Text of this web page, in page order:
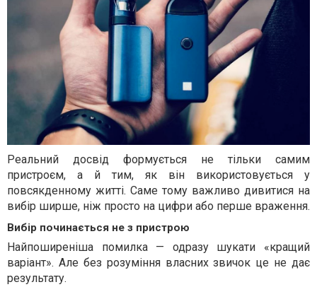
Реальний досвід формується не тільки самим
пристроєм, а й тим, як він використовується у
повсякденному житті. Саме тому важливо дивитися на
вибір ширше, ніж просто на цифри або перше враження.
Вибір починається не з пристрою
Найпоширеніша помилка — одразу шукати «кращий
варіант». Але без розуміння власних звичок це не дає
результату.